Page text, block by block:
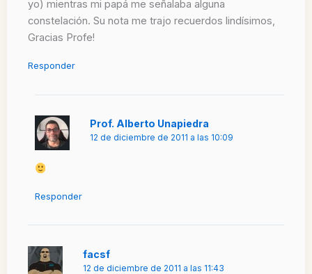
yo) mientras mi papá me señalaba alguna
constelación. Su nota me trajo recuerdos lindísimos,
Gracias Profe!
Responder
Prof. Alberto Unapiedra
12 de diciembre de 2011 a las 10:09
Responder
facsf
12 de diciembre de 2011 a las 11:43